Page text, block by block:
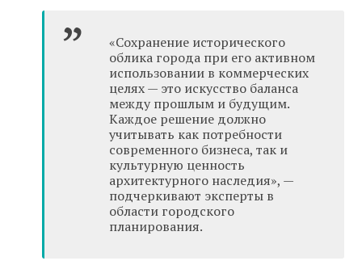
«Сохранение исторического
облика города при его активном
использовании в коммерческих
целях — это искусство баланса
между прошлым и будущим.
Каждое решение должно
учитывать как потребности
современного бизнеса, так и
культурную ценность
архитектурного наследия», —
подчеркивают эксперты в
области городского
планирования.